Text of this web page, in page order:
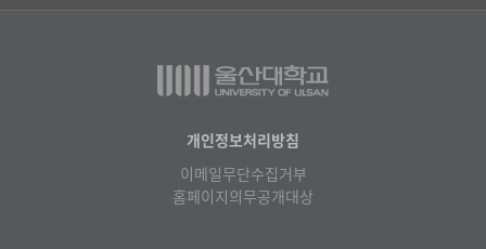
▷프랑스어·프랑스학과
물리BK 미래혁신응집물질물리인재교육연구단
교수협의회
온라인 기술거래 플랫폼
개인정보처리방침
이메일무단수집거부
홈페이지의무공개대상